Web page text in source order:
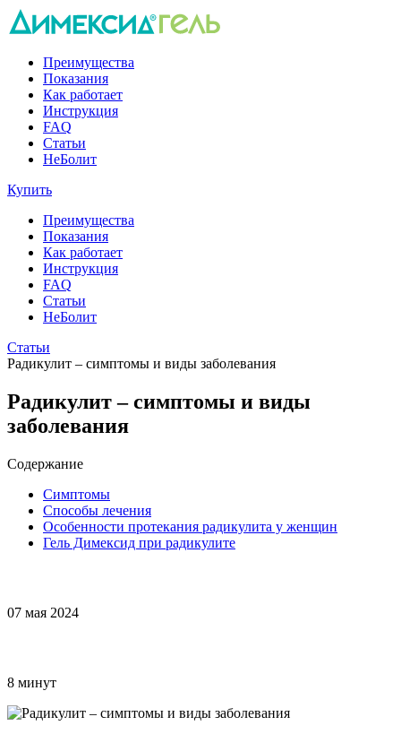
Преимущества
Показания
Как работает
Инструкция
FAQ
Статьи
НеБолит
Купить
Преимущества
Показания
Как работает
Инструкция
FAQ
Статьи
НеБолит
Статьи
Радикулит – симптомы и виды заболевания
Радикулит – симптомы и виды
заболевания
Содержание
Симптомы
Способы лечения
Особенности протекания радикулита у женщин
Гель Димексид при радикулите
07 мая 2024
8 минут